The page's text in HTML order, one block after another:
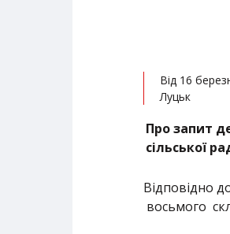
Від 16
Луцьк
Про запит
сільської
Відповідно
восьмого